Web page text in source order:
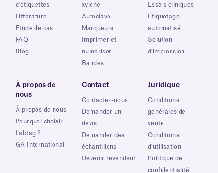
d'étiquettes
Littérature
Étude de cas
FAQ
Blog
xylène
Autoclave
Marqueurs
Imprimer et
numériser
Bandes
Essais cliniques
Étiquetage
automatisé
Solution
d'impression
À propos de
nous
À propos de nous
Pourquoi choisir
Labtag ?
GA International
Contact
Contactez-nous
Demander un
devis
Demander des
échantillons
Devenir revendeur
Juridique
Conditions
générales de
vente
Conditions
d'utilisation
Politique de
confidentialité